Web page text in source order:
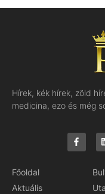
Hírek, kék hírek, zöld
medicina, ezo és még
Főoldal
Aktuális